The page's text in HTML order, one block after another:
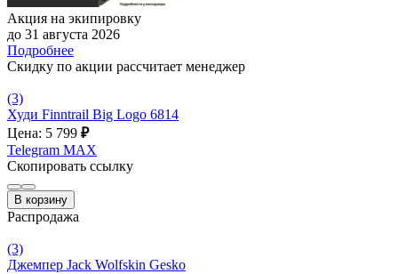
Акция на экипировку
до 31 августа 2026
Подробнее
Скидку по акции рассчитает менеджер
(3)
Худи Finntrail Big Logo 6814
Цена: 5 799 ₽
Telegram MAX
Скопировать ссылку
В корзину
Распродажа
(3)
Джемпер Jack Wolfskin Gesko